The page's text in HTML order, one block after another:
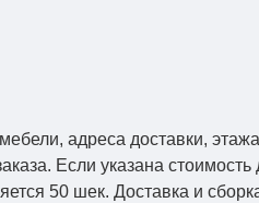
адреса доставки,
Если указана стоимость
50 шек. Доставка и